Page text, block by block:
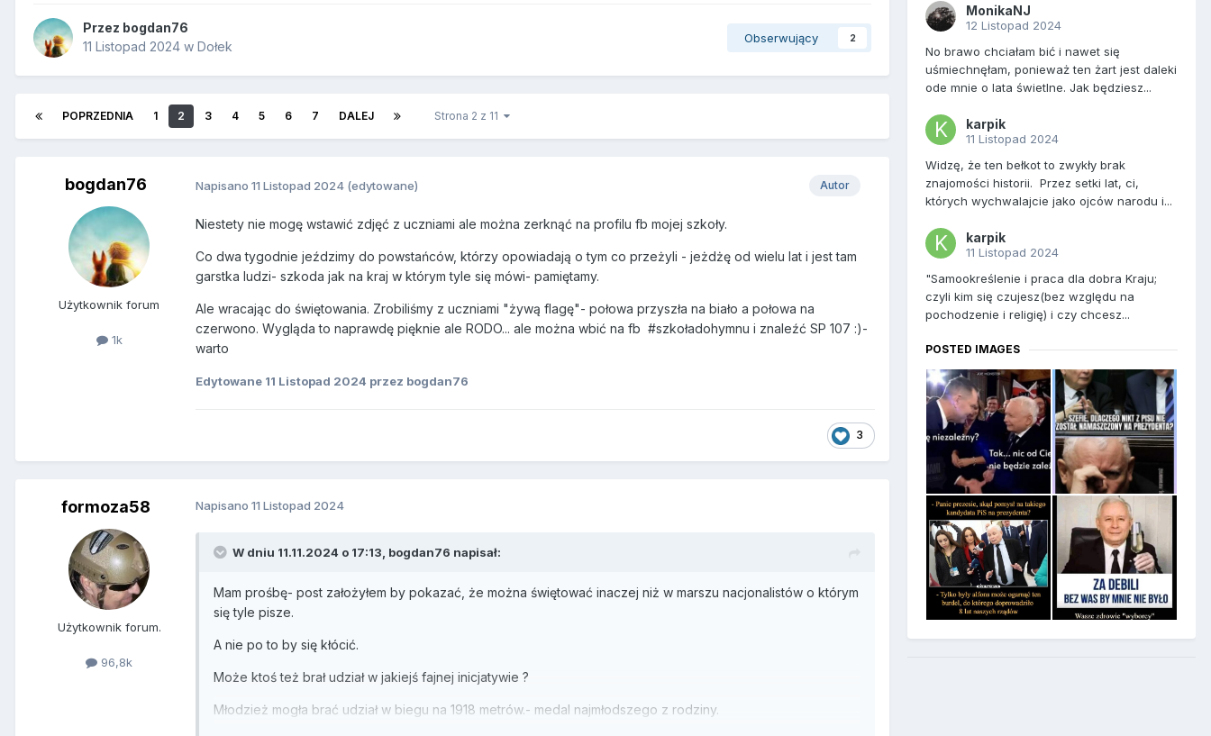
Przez bogdan76
11 Listopad 2024 w Dołek
Obserwujący 2
POPRZEDNIA 1 2 3 4 5 6 7 DALEJ Strona 2 z 11
bogdan76
Użytkownik forum
1k
Autor
Napisano 11 Listopad 2024 (edytowane)
Niestety nie mogę wstawić zdjęć z uczniami ale można zerknąć na profilu fb mojej szkoły.
Co dwa tygodnie jeździmy do powstańców, którzy opowiadają o tym co przeżyli - jeżdżę od wielu lat i jest tam
garstka ludzi- szkoda jak na kraj w którym tyle się mówi- pamiętamy.
Ale wracając do świętowania. Zrobiliśmy z uczniami "żywą flagę"- połowa przyszła na biało a połowa na
czerwono. Wygląda to naprawdę pięknie ale RODO... ale można wbić na fb #szkoładohymnu i znaleźć SP 107 :)-
warto
Edytowane 11 Listopad 2024 przez bogdan76
3
formoza58
Użytkownik forum.
96,8k
Napisano 11 Listopad 2024
W dniu 11.11.2024 o 17:13, bogdan76 napisał:
Mam prośbę- post założyłem by pokazać, że można świętować inaczej niż w marszu nacjonalistów o którym
się tyle pisze.
A nie po to by się kłócić.
Może ktoś też brał udział w jakiejś fajnej inicjatywie ?
Młodzież mogła brać udział w biegu na 1918 metrów.- medal najmłodszego z rodziny.
MonikaNJ
12 Listopad 2024
No brawo chciałam bić i nawet się
uśmiechnęłam, ponieważ ten żart jest daleki
ode mnie o lata świetlne. Jak będziesz...
karpik
11 Listopad 2024
Widzę, że ten bełkot to zwykły brak
znajomości historii. Przez setki lat, ci,
których wychwalajcie jako ojców narodu i...
karpik
11 Listopad 2024
"Samookreślenie i praca dla dobra Kraju;
czyli kim się czujesz(bez względu na
pochodzenie i religię) i czy chcesz...
POSTED IMAGES